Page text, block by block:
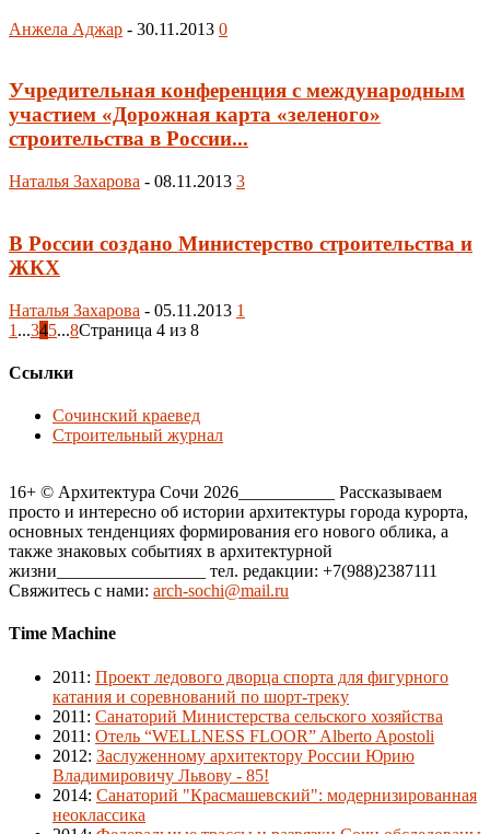
Анжела Аджар - 30.11.2013 0
Учредительная конференция с международным
участием «Дорожная карта «зеленого»
строительства в России...
Наталья Захарова - 08.11.2013 3
В России создано Министерство строительства и
ЖКХ
Наталья Захарова - 05.11.2013 1
1 ...345...8Страница 4 из 8
Ссылки
Сочинский краевед
Строительный журнал
16+ © Архитектура Сочи 2026___________ Рассказываем
просто и интересно об истории архитектуры города курорта,
основных тенденциях формирования его нового облика, а
также знаковых событиях в архитектурной
жизни_________________ тел. редакции: +7(988)2387111
Свяжитесь с нами: arch-sochi@mail.ru
Time Machine
2011 : Проект ледового дворца спорта для фигурного
катания и соревнований по шорт-треку
2011 : Санаторий Министерства сельского хозяйства
2011 : Отель “WELLNESS FLOOR” Alberto Apostoli
2012: Заслуженному архитектору России Юрию
Владимировичу Львову - 85!
2014: Санаторий "Красмашевский": модернизированная
неоклассика